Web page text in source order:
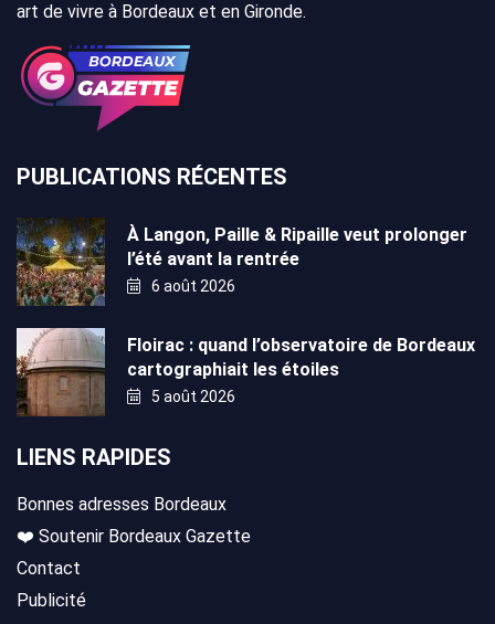
art de vivre à Bordeaux et en Gironde.
PUBLICATIONS RÉCENTES
À Langon, Paille & Ripaille veut prolonger
l’été avant la rentrée
6 août 2026
Floirac : quand l’observatoire de Bordeaux
cartographiait les étoiles
5 août 2026
LIENS RAPIDES
Bonnes adresses Bordeaux
❤️ Soutenir Bordeaux Gazette
Contact
Publicité